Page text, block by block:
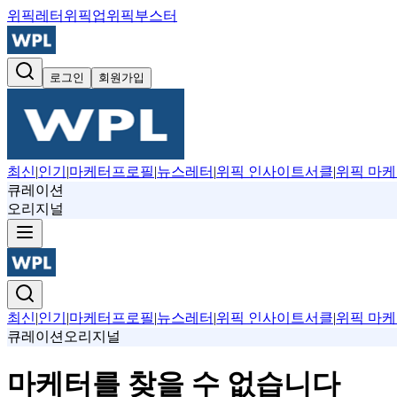
위픽레터 위픽업위픽부스터
로그인 회원가입
최신|인기 |마케터프로필|뉴스레터 |위픽 인사이트서클|위픽 마케
큐레이션
오리지널
최신|인기 |마케터프로필|뉴스레터 |위픽 인사이트서클|위픽 마케
큐레이션 오리지널
마케터를 찾을 수 없습니다